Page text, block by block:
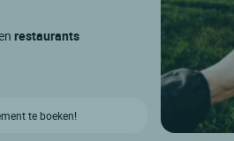
restaurants
te boeken!